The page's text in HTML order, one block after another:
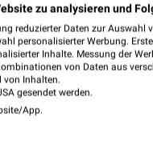
zu analysieren und
reduzierter Daten zur Auswahl
personalisierter Werbung.
Inhalte. Messung der
von Daten aus
von Inhalten.
gesendet werden.
App.